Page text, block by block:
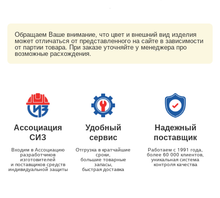
Обращаем Ваше внимание, что цвет и внешний вид изделия
может отличаться от представленного на сайте в зависимости
от партии товара. При заказе уточняйте у менеджера про
возможные расхождения.
Ассоциация
СИЗ
Входим в Ассоциацию
разработчиков
изготовителей
и поставщиков средств
индивидуальной защиты
Удобный
сервис
Отгрузка в кратчайшие
сроки,
большие товарные
запасы,
быстрая доставка
Надежный
поставщик
Работаем с 1991 года,
более 60 000 клиентов,
уникальная система
контроля качества